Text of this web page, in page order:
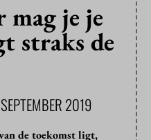
je je
straks de
2019
de toekomst ligt,